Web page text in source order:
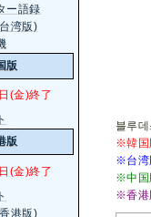
블루
※韓国
※台湾
※中国
※香港
ー語録
湾版)
版
(金)終了
版
(金)終了
港版)